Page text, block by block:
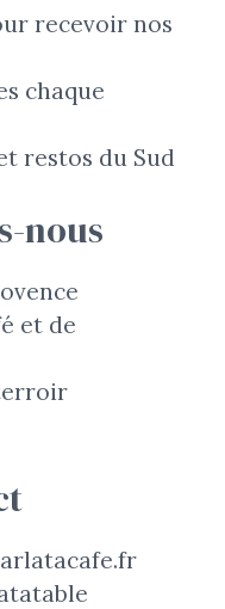
recevoir nos
chaque
restos du Sud
nous
et de